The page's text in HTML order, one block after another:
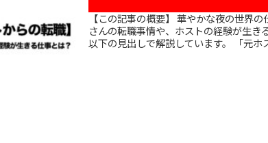
【この記事の概要】 華やかな夜の世界の仕事、ホスト。 この記事では、そんなホストの皆
さんの転職事情や、ホストの経験が生
以下の見